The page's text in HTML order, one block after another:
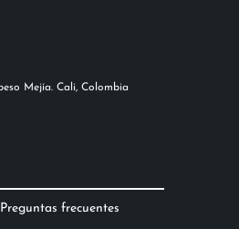
Preguntas frecuentes